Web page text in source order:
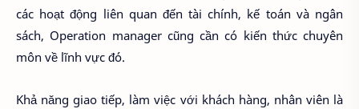
các hoạt động liên quan đến tài chính, kế toán và ngân
sách, Operation manager cũng cần có kiến thức chuyên
môn về lĩnh vực đó.
Khả năng giao tiếp, làm việc với khách hàng, nhân viên là